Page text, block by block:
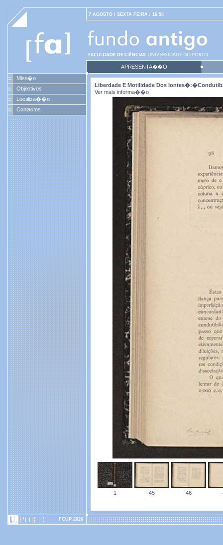
7 AGOSTO / SEXTA FEIRA / 16:54
APRESENTA��O
Miss�o
Objectivos
Localiza��o
Contactos
Liberdade E Motilidade Dos
Ver mais informa��o
1 45 46
FCUP 2026